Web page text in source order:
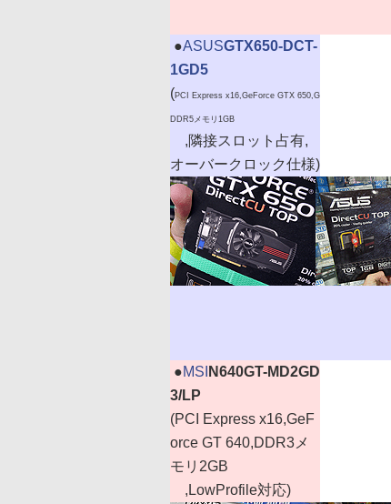
●ASUSGTX650-DCT-
1GD5
(PCI Express x16,GeForce GTX 650,G
DDR5メモリ1GB
,隣接スロット占有,
オーバークロック仕様)
●MSI N640GT-MD2GD
3/LP
(PCI Express x16,GeF
orce GT 640,DDR3メ
モリ2GB
,LowProfile対応)